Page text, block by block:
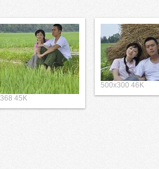
45K
500x300 46K